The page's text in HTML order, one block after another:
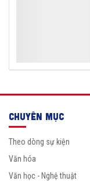
CHUYÊN MỤC
Theo dòng sự kiện
Văn hóa
Văn học - Nghệ thuật